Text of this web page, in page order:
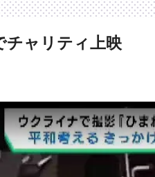
ャリティ上映